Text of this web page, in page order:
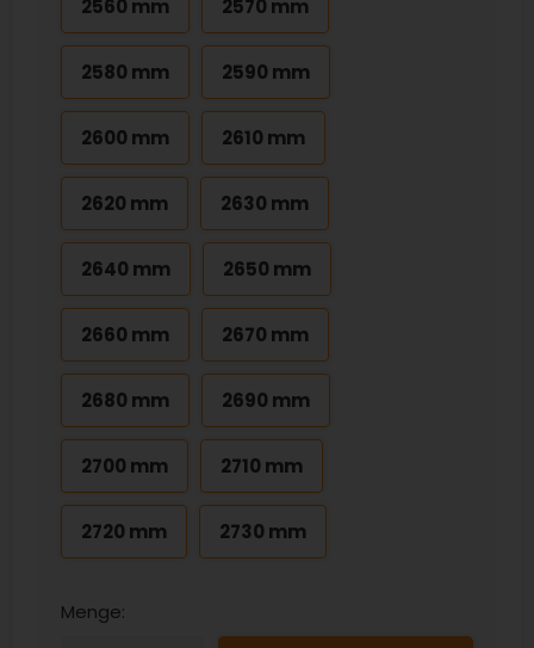
2560 mm 2570 mm
2580 mm 2590 mm
2600 mm 2610 mm
2620 mm 2630 mm
2640 mm 2650 mm
2660 mm 2670 mm
2680 mm 2690 mm
2700 mm 2710 mm
2720 mm 2730 mm
Menge: